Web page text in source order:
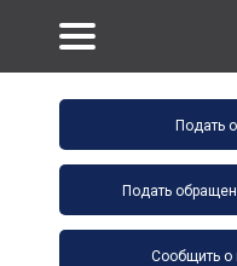
Подать
Подать
Сообщить о